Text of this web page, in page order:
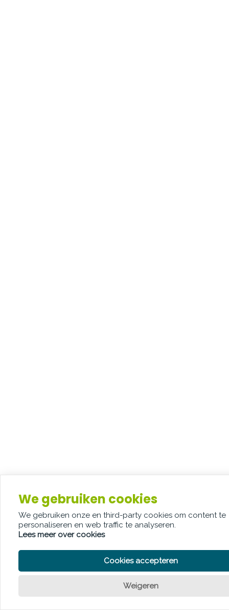
We gebruiken cookies
We gebruiken onze en third-party cookies om content te
personaliseren en web traffic te analyseren.
Lees meer over cookies
Cookies accepteren
Weigeren